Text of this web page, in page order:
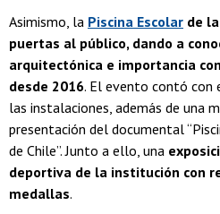
Asimismo, la Piscina Escolar de
puertas al público, dando a
arquitectónica e importancia
desde 2016. El evento contó con
las instalaciones, además de una
presentación del documental
de Chile”. Junto a ello, una
deportiva de la institución con
medallas.